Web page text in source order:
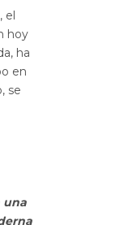
el
hoy
ha
en
se
una